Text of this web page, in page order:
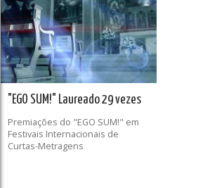
"EGO SUM!" Laureado 29 vezes
Premiações do "EGO SUM!" em
Festivais Internacionais de
Curtas-Metragens